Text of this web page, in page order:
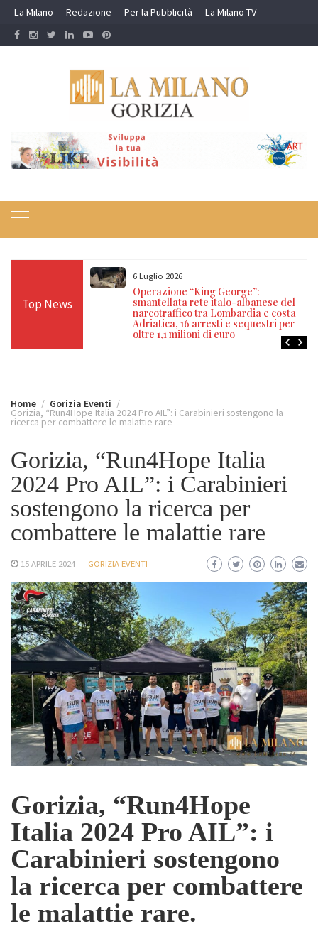
Skip
content
La Milano Redazione Per la Pubblicità La Milano TV
Top News
e Ventimiglia
6 Luglio 2026
Operazione “King George”:
smantellata rete italo-albanese del
narcotraffico tra Lombardia e costa
Adriatica, 16 arresti e sequestri per
oltre 1,1 milioni di euro
Home Gorizia Eventi
Gorizia, “Run4Hope Italia 2024 Pro AIL”: i Carabinieri sostengono la
ricerca per combattere le malattie rare
Gorizia, “Run4Hope Italia
2024 Pro AIL”: i Carabinieri
sostengono la ricerca per
combattere le malattie rare
15 APRILE 2024 GORIZIA EVENTI
Gorizia, “Run4Hope
Italia 2024 Pro AIL”: i
Carabinieri sostengono
la ricerca per combattere
le malattie rare.